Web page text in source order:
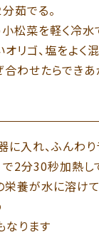
茹でる。
松菜を軽く冷水
オリゴ、塩をよく
わせたらできあ
入れ、ふんわ
で2分30秒加熱し
栄養が水に溶け
なります